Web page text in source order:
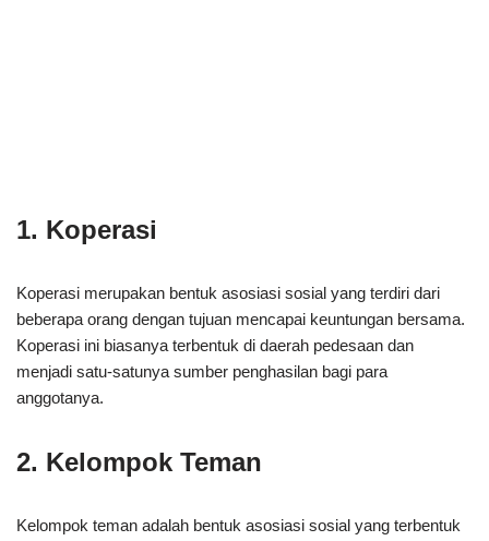
1. Koperasi
Koperasi merupakan bentuk asosiasi sosial yang terdiri dari
beberapa orang dengan tujuan mencapai keuntungan bersama.
Koperasi ini biasanya terbentuk di daerah pedesaan dan
menjadi satu-satunya sumber penghasilan bagi para
anggotanya.
2. Kelompok Teman
Kelompok teman adalah bentuk asosiasi sosial yang terbentuk